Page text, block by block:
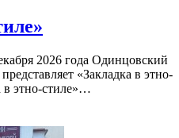
2026 года Одинцовский
«Закладка в этно-
в этно-стиле»…